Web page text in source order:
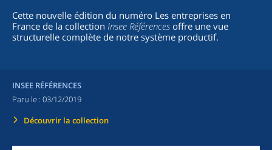
Cette nouvelle édition du numéro Les entreprises en
France de la collection Insee Références offre une vue
structurelle complète de notre système productif.
INSEE RÉFÉRENCES
Paru le : 03/12/2019
Découvrir la collection